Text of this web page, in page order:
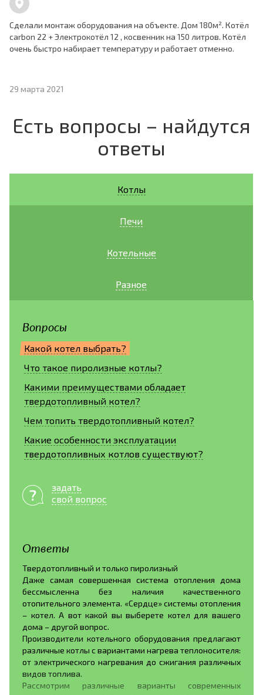
Сделали монтаж оборудования на объекте. Дом 180м². Котёл
carbon 22 + Электрокотёл 12 , косвенник на 150 литров. Котёл
очень быстро набирает температуру и работает отменно.
29 марта 2021
Есть вопросы – найдутся
ответы
Котлы
Печи
Котельные
Разное
Вопросы
Какой котел выбрать?
Что такое пиролизные котлы?
Какими преимуществами обладает
твердотопливный котел?
Чем топить твердотопливный котел?
Какие особенности эксплуатации
твердотопливных котлов существуют?
задать
свой вопрос
Ответы
Твердотопливный и только пиролизный
Даже самая совершенная система отопления дома
бессмысленна без наличия качественного
отопительного элемента. «Сердце» системы отопления
– котел. А вот какой вы выберете котел для вашего
дома – другой вопрос.
Производители котельного оборудования предлагают
различные котлы с вариантами нагрева теплоносителя:
от электрического нагревания до сжигания различных
видов топлива.
Рассмотрим различные варианты современных